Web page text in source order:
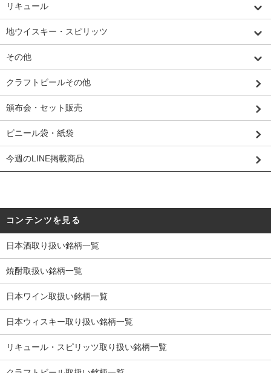
リキュール
地ウイスキー・スピリッツ
その他
クラフトビールその他
頒布会・セット販売
ビニール袋・紙袋
今週のLINE掲載商品
コンテンツを見る
日本酒取り扱い銘柄一覧
焼酎取扱い銘柄一覧
日本ワイン取扱い銘柄一覧
日本ウィスキー取り扱い銘柄一覧
リキュール・スピリッツ取り扱い銘柄一覧